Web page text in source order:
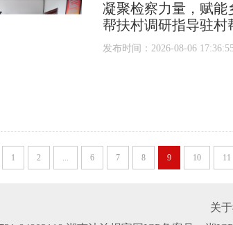
凝聚检察力量，赋
帮扶村调研指导驻村
发布时间：2026-08-06
1 2 ... 6 7 8 9 10 11
关